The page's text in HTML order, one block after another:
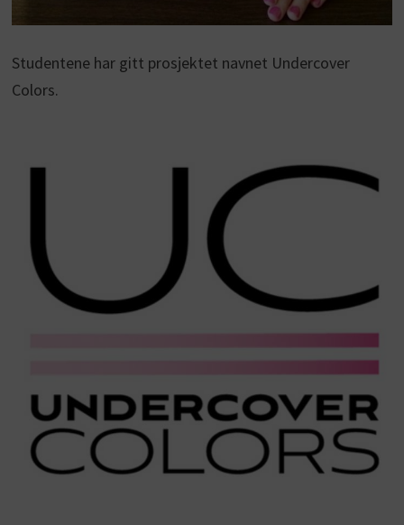
Studentene har gitt prosjektet navnet Undercover
Colors.